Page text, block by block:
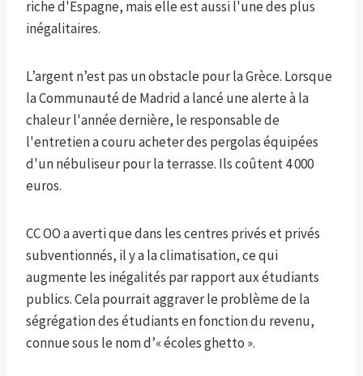
riche d'Espagne, mais elle est aussi l'une des plus
inégalitaires.
L’argent n’est pas un obstacle pour la Grèce. Lorsque
la Communauté de Madrid a lancé une alerte à la
chaleur l'année dernière, le responsable de
l'entretien a couru acheter des pergolas équipées
d'un nébuliseur pour la terrasse. Ils coûtent 4 000
euros.
CC OO a averti que dans les centres privés et privés
subventionnés, il y a la climatisation, ce qui
augmente les inégalités par rapport aux étudiants
publics. Cela pourrait aggraver le problème de la
ségrégation des étudiants en fonction du revenu,
connue sous le nom d’« écoles ghetto ».